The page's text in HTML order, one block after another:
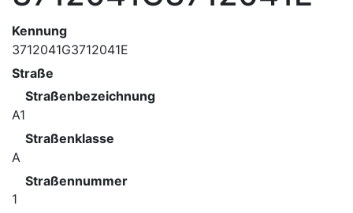
Kennung
3712041G3712041E
Straße
Straßenbezeichnung
A1
Straßenklasse
A
Straßennummer
1